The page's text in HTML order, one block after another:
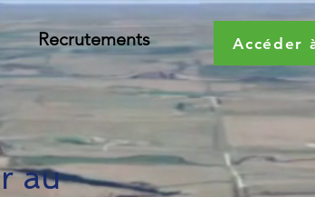
Recrutements Accéder
au